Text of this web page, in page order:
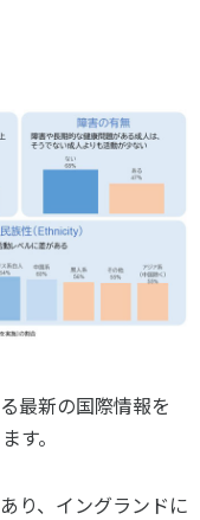
最新の国際情報を
す。
り、イングランドに